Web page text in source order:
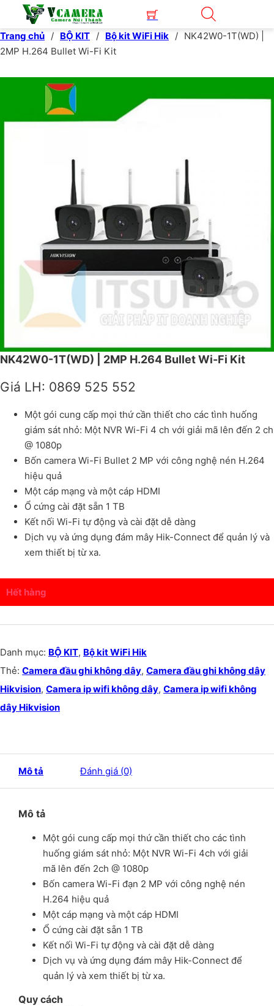
Trang chủ / BỘ KIT / Bộ kit WiFi Hik / NK42W0-1T(WD) |
2MP H.264 Bullet Wi-Fi Kit
NK42W0-1T(WD) | 2MP H.264 Bullet Wi-Fi Kit
Giá LH: 0869 525 552
Một gói cung cấp mọi thứ cần thiết cho các tình huống
giám sát nhỏ: Một NVR Wi-Fi 4 ch với giải mã lên đến 2 ch
@ 1080p
Bốn camera Wi-Fi Bullet 2 MP với công nghệ nén H.264
hiệu quả
Một cáp mạng và một cáp HDMI
Ổ cứng cài đặt sẵn 1 TB
Kết nối Wi-Fi tự động và cài đặt dễ dàng
Dịch vụ và ứng dụng đám mây Hik-Connect để quản lý và
xem thiết bị từ xa.
Hết hàng
Danh mục: BỘ KIT, Bộ kit WiFi Hik
Thẻ: Camera đầu ghi không dây, Camera đầu ghi không dây
Hikvision, Camera ip wifi không dây, Camera ip wifi không
dây Hikvision
Mô tả Đánh giá (0)
Mô tả
Một gói cung cấp mọi thứ cần thiết cho các tình
huống giám sát nhỏ: Một NVR Wi-Fi 4ch với giải
mã lên đến 2ch @ 1080p
Bốn camera Wi-Fi đạn 2 MP với công nghệ nén
H.264 hiệu quả
Một cáp mạng và một cáp HDMI
Ổ cứng cài đặt sẵn 1 TB
Kết nối Wi-Fi tự động và cài đặt dễ dàng
Dịch vụ và ứng dụng đám mây Hik-Connect để
quản lý và xem thiết bị từ xa.
Quy cách